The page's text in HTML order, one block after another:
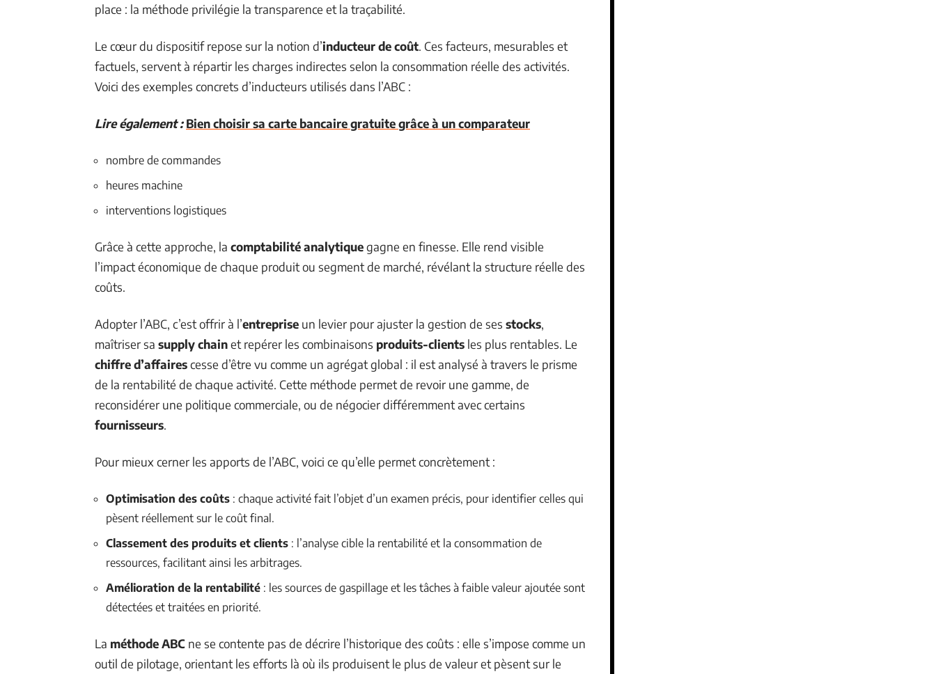
place : la méthode privilégie la transparence et la traçabilité.
Le cœur du dispositif repose sur la notion d’inducteur de coût. Ces facteurs, mesurables et
factuels, servent à répartir les charges indirectes selon la consommation réelle des activités.
Voici des exemples concrets d’inducteurs utilisés dans l’ABC :
Lire également : Bien choisir sa carte bancaire gratuite grâce à un comparateur
nombre de commandes
heures machine
interventions logistiques
Grâce à cette approche, la comptabilité analytiquegagne en finesse. Elle rend visible
l’impact économique de chaque produit ou segment de marché, révélant la structure réelle des
coûts.
Adopter l’ABC, c’est offrir à l’entreprise un levier pour ajuster la gestion de ses stocks,
maîtriser sa supply chainet repérer les combinaisons produits-clients les plus rentables. Le
chiffre d’affairescesse d’être vu comme un agrégat global : il est analysé à travers le prisme
de la rentabilité de chaque activité. Cette méthode permet de revoir une gamme, de
reconsidérer une politique commerciale, ou de négocier différemment avec certains
fournisseurs.
Pour mieux cerner les apports de l’ABC, voici ce qu’elle permet concrètement :
Optimisation des coûts : chaque activité fait l’objet d’un examen précis, pour identifier celles qui
pèsent réellement sur le coût final.
Classement des produits et clients : l’analyse cible la rentabilité et la consommation de
ressources, facilitant ainsi les arbitrages.
Amélioration de la rentabilité : les sources de gaspillage et les tâches à faible valeur ajoutée sont
détectées et traitées en priorité.
La méthode ABC ne se contente pas de décrire l’historique des coûts : elle s’impose comme un
outil de pilotage, orientant les efforts là où ils produisent le plus de valeur et pèsent sur le